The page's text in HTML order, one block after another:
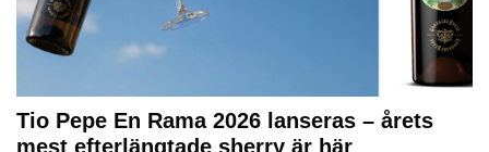
Tio Pepe En Rama 2026 lanseras – årets
mest efterlängtade sherry är här